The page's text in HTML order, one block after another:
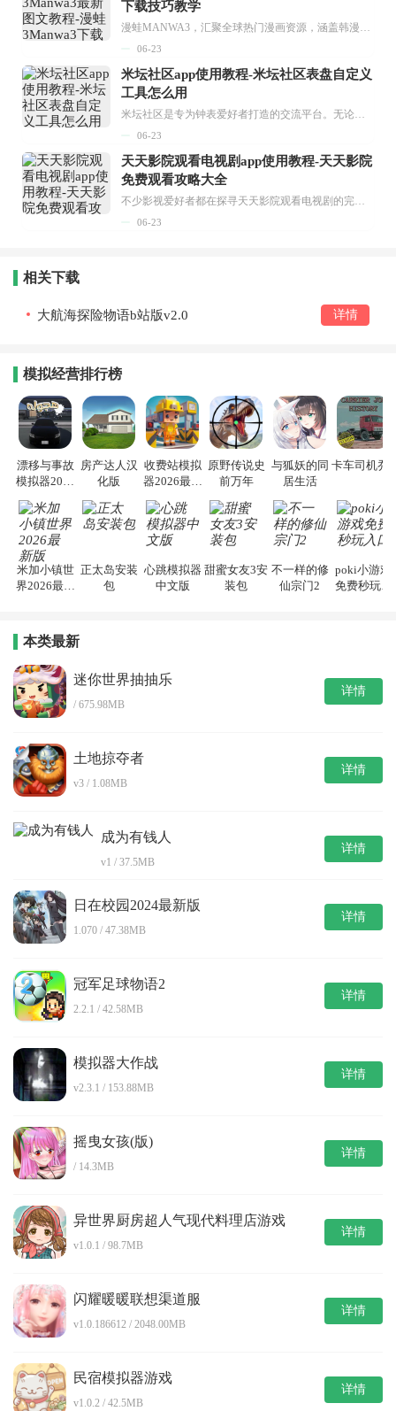
下载技巧教学
漫蛙MANWA3，汇聚全球热门漫画资源，涵盖韩漫、欧美漫画、国漫等多种类型，题材丰富多样，全方位满足用户阅读喜好。它不仅是阅读平台，更是创作平台，为广大用户打造零门槛创作环境。...
06-23
米坛社区app使用教程-米坛社区表盘自定义
工具怎么用
米坛社区是专为钟表爱好者打造的交流平台。无论你是初涉钟表领域的普通爱好者，还是拥有多年收藏经验的资深玩家，都能在此找到属于自己的天地。 无需注册，就能轻松参与其中。通过专业的讨论论坛与丰富的交互功能，你可与世界各地的钟表爱好者畅快交流。若你钟情于钟表，米坛社区无疑是值得一试的理想之选。在这里，你能获取最新的手表资讯，交流见解，提升鉴赏品味，让每一块手表都成为收藏故事中重要的一部分。感兴趣的朋友，不要错过下载机会。...
06-23
天天影院观看电视剧app使用教程-天天影院
免费观看攻略大全
不少影视爱好者都在探寻天天影院观看电视剧的完整方法，结合最新平台使用规则，本篇新手入门攻略全面讲解观看渠道、检索流程、播放设置以及画面模式调整等实用内容。全文适配手机、电脑等主流设备，步骤简洁易懂，无论是初次使用的新手，还是想要优化观影体验的用户，都能参照内容快速上手，熟练掌握平台各项操作技巧，轻松畅享影视内容。...
06-23
相关下载
大航海探险物语b站版v2.0 详情
模拟经营排行榜
漂移与事故
模拟器2026
手机版
房产达人汉
化版
收费站模拟
器2026最新
原野传说史
前万年
与狐妖的同
居生活
卡车司机乔3
米加小镇世
界2026最新
正太岛安装
包
心跳模拟器
中文版
甜蜜女友3安
装包
不一样的修
仙宗门2
poki小游戏
免费秒玩入
本类最新
迷你世界抽抽乐
/ 675.98MB
详情
土地掠夺者
v3 / 1.08MB
详情
成为有钱人
v1 / 37.5MB
详情
日在校园2024最新版
1.070 / 47.38MB
详情
冠军足球物语2
2.2.1 / 42.58MB
详情
模拟器大作战
v2.3.1 / 153.88MB
详情
摇曳女孩(版)
/ 14.3MB
详情
异世界厨房超人气现代料理店游戏
v1.0.1 / 98.7MB
详情
闪耀暖暖联想渠道服
v1.0.186612 / 2048.00MB
详情
民宿模拟器游戏
v1.0.2 / 42.5MB
详情